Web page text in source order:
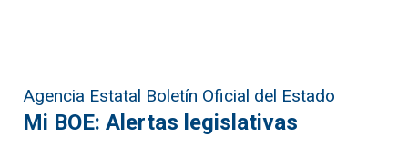
Agencia Estatal Boletín Oficial del Estado
Mi BOE: Alertas legislativas